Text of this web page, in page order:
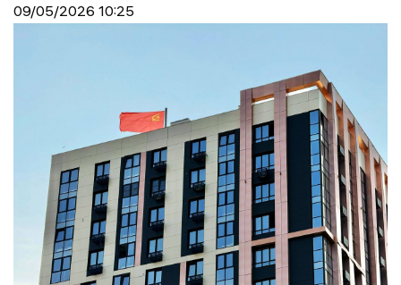
09/05/2026 10:25